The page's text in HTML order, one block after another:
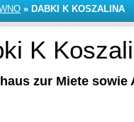
» DABKI K KOSZALINA
K
zur Miete sowie